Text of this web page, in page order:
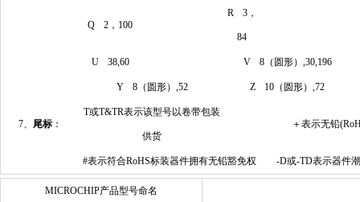
Q 2，100
R 3，
84
U 38,60 V 8（圆形）,30,196
Y 8（圆形）,52 Z 10（圆形）,72
7、 尾标 ：
T或T&TR表示该型号以卷带包装
供货
＋表示无铅
#表示符合RoHS标装器件拥有无铅豁免权 -D或-TD表示器件
MICROCHIP产品型号命名